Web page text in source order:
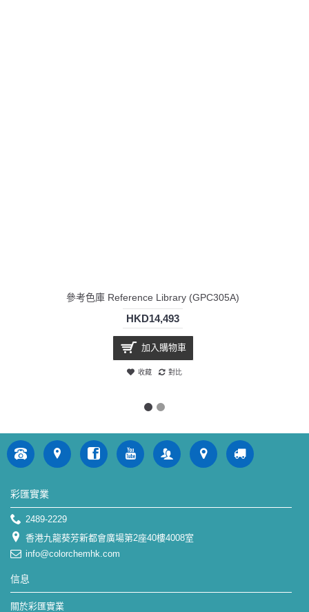
參考色庫 Reference Library (GPC305A)
HKD14,493
加入購物車
收藏 對比
彩匯實業
2489-2229
香港九龍葵芳新都會廣場第2座40樓4008室
info@colorchemhk.com
信息
關於彩匯實業